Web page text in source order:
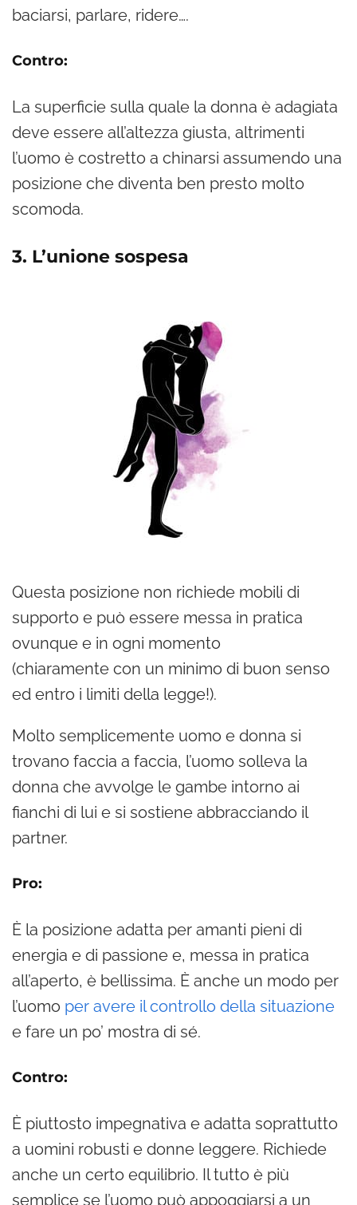
baciarsi, parlare, ridere….
Contro:
La superficie sulla quale la donna è adagiata
deve essere all’altezza giusta, altrimenti
l’uomo è costretto a chinarsi assumendo una
posizione che diventa ben presto molto
scomoda.
3. L’unione sospesa
Questa posizione non richiede mobili di
supporto e può essere messa in pratica
ovunque e in ogni momento
(chiaramente con un minimo di buon senso
ed entro i limiti della legge!).
Molto semplicemente uomo e donna si
trovano faccia a faccia, l’uomo solleva la
donna che avvolge le gambe intorno ai
fianchi di lui e si sostiene abbracciando il
partner.
Pro:
È la posizione adatta per amanti pieni di
energia e di passione e, messa in pratica
all’aperto, è bellissima. È anche un modo per
l’uomo per avere il controllo della situazione
e fare un po’ mostra di sé.
Contro:
È piuttosto impegnativa e adatta soprattutto
a uomini robusti e donne leggere. Richiede
anche un certo equilibrio. Il tutto è più
semplice se l’uomo può appoggiarsi a un